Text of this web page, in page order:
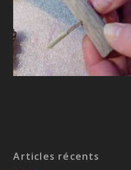
Articles récents